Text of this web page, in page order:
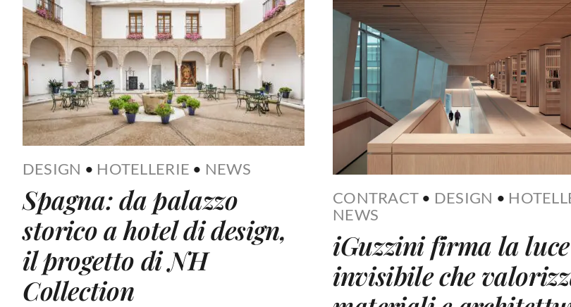
DESIGN • HOTELLERIE • NEWS
Spagna: da palazzo
storico a hotel di design,
il progetto di NH
Collection
CONTRACT • DESIGN •
NEWS
iGuzzini firma la luce
invisibile che